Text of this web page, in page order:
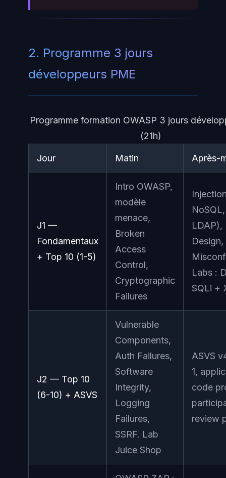
2. Programme 3 jours
développeurs PME
Programme formation OWASP 3 jours
(21h)
Jour Matin Après-
J1 —
Fondamentaux
+ Top 10 (1-5)
Intro OWASP,
modèle
menace,
Broken
Access
Control,
Cryptographic
Failures
LDAP),
Labs :
SQLi +
J2 — Top 10
(6-10) + ASVS
Vulnerable
Components,
Auth Failures,
Software
Integrity,
Logging
Failures,
SSRF. Lab
Juice Shop
ASVS
1,
code
review